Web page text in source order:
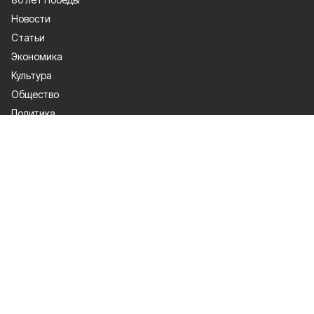
Новости
Статьи
Экономика
Культура
Общество
Политика